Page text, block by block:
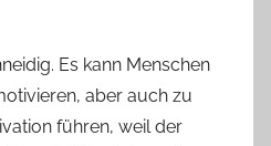
Es kann Menschen
aber auch zu
führen, weil der